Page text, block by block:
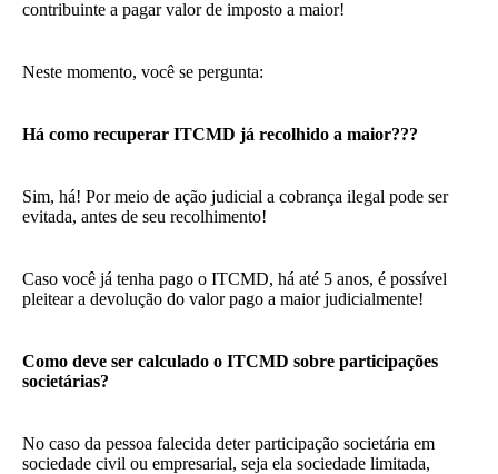
contribuinte a pagar valor de imposto a maior!
Neste momento, você se pergunta:
Há como recuperar ITCMD já recolhido a maior???
Sim, há! Por meio de ação judicial a cobrança ilegal pode ser
evitada, antes de seu recolhimento!
Caso você já tenha pago o ITCMD, há até 5 anos, é possível
pleitear a devolução do valor pago a maior judicialmente!
Como deve ser calculado o ITCMD sobre participações
societárias?
No caso da pessoa falecida deter participação societária em
sociedade civil ou empresarial, seja ela sociedade limitada,